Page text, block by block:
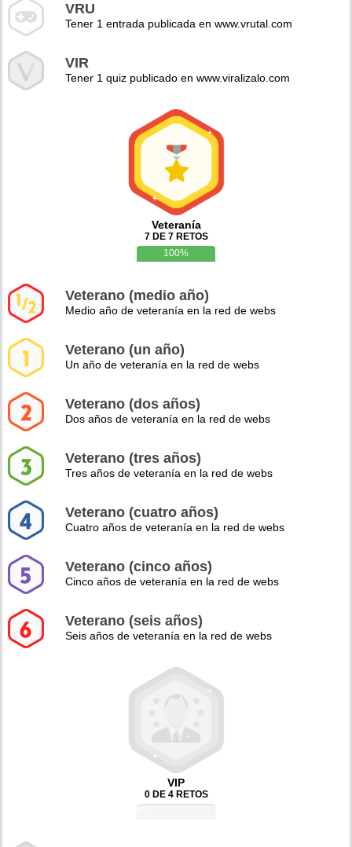
VRU
Tener 1 entrada publicada en www.vrutal.com
VIR
Tener 1 quiz publicado en www.viralizalo.com
Veteranía
7 DE 7 RETOS
100%
Veterano (medio año)
Medio año de veteranía en la red de webs
Veterano (un año)
Un año de veteranía en la red de webs
Veterano (dos años)
Dos años de veteranía en la red de webs
Veterano (tres años)
Tres años de veteranía en la red de webs
Veterano (cuatro años)
Cuatro años de veteranía en la red de webs
Veterano (cinco años)
Cinco años de veteranía en la red de webs
Veterano (seis años)
Seis años de veteranía en la red de webs
VIP
0 DE 4 RETOS